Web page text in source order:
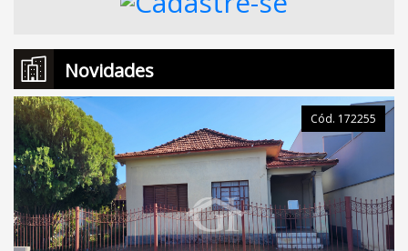
Novidades
Cód. 172255